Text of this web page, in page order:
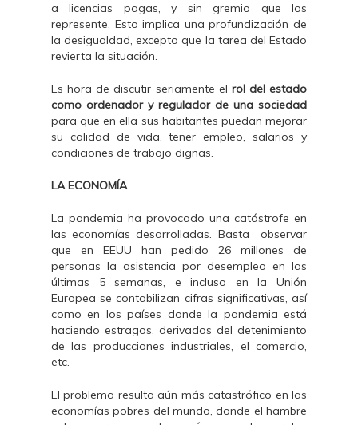
a licencias pagas, y sin gremio que los
represente. Esto implica una profundización de
la desigualdad, excepto que la tarea del Estado
revierta la situación.
Es hora de discutir seriamente el rol del estado
como ordenador y regulador de una sociedad
para que en ella sus habitantes puedan mejorar
su calidad de vida, tener empleo, salarios y
condiciones de trabajo dignas.
LA ECONOMÍA
La pandemia ha provocado una catástrofe en
las economías desarrolladas. Basta observar
que en EEUU han pedido 26 millones de
personas la asistencia por desempleo en las
últimas 5 semanas, e incluso en la Unión
Europea se contabilizan cifras significativas, así
como en los países donde la pandemia está
haciendo estragos, derivados del detenimiento
de las producciones industriales, el comercio,
etc.
El problema resulta aún más catastrófico en las
economías pobres del mundo, donde el hambre